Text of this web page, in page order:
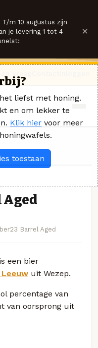
T/m 10 augustus zijn
je levering 1 tot 4
×
Aged
Barrel Aged
een bier
uit Wezep.
percentage van
van oorsprong uit
liefst met honing.
en om lekker te
Klik hier voor meer
toestaan